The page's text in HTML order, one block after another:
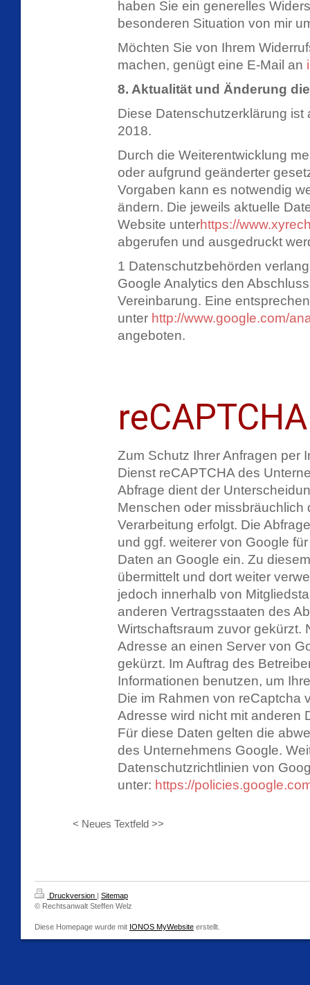
haben Sie ein generelles
besonderen Situation von mir
Möchten Sie von Ihrem
machen, genügt eine E-Mail an
8. Aktualität und Änderung
Diese Datenschutzerklärung
2018.
Durch die Weiterentwicklung
oder aufgrund geänderter
Vorgaben kann es notwendig
ändern. Die jeweils aktuelle
Website unterhttps://
abgerufen und ausgedruckt
1 Datenschutzbehörden
Google Analytics den
Vereinbarung. Eine
unter http://www.google.com/
angeboten.
reCAPTCHA
Zum Schutz Ihrer Anfragen per
Dienst reCAPTCHA des
Abfrage dient der
Menschen oder missbräuchlich
Verarbeitung erfolgt. Die
und ggf. weiterer von Google
Daten an Google ein. Zu
übermittelt und dort weiter
jedoch innerhalb von
anderen Vertragsstaaten des
Wirtschaftsraum zuvor gekürzt.
Adresse an einen Server von
gekürzt. Im Auftrag des
Informationen benutzen, um
Die im Rahmen von reCaptcha
Adresse wird nicht mit anderen
Für diese Daten gelten die
des Unternehmens Google.
Datenschutzrichtlinien von
unter: https://
< Neues Textfeld >>
Druckversion | Sitemap
© Rechtsanwalt Steffen Welz
Diese Homepage wurde mit IONOS MyWebsite erstellt.